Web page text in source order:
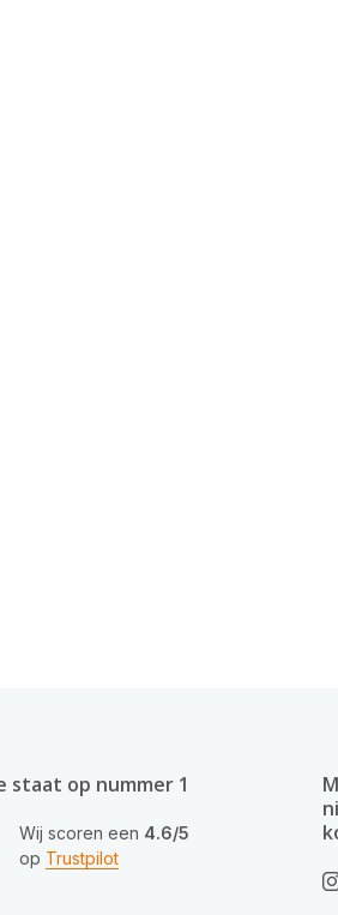
staat op nummer 1
Wij scoren een 4.6/5
op Trustpilot